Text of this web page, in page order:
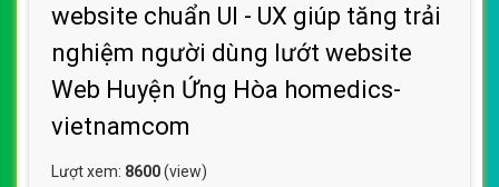
website chuẩn UI - UX giúp tăng trải
nghiệm người dùng lướt website
Web Huyện Ứng Hòa homedics-
vietnamcom
Lượt xem: 8600(view)